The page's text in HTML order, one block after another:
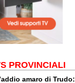
PROVINCIALI
amaro di Trudo: